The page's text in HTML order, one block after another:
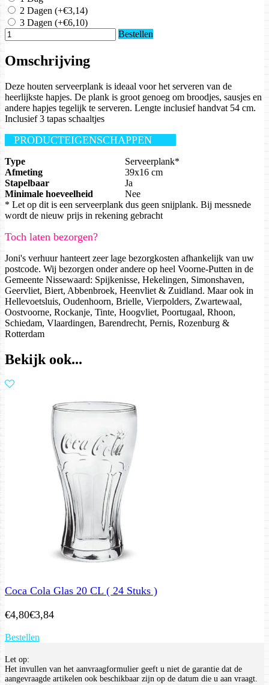
2 Dagen (+€3,14)
3 Dagen (+€6,10)
Bestellen
Omschrijving
Deze houten serveerplank is ideaal voor het serveren van de
heerlijkste hapjes. De plank is groot genoeg om broodjes, sausjes en
andere hapjes tegelijk te serveren. Lengte inclusief handvat 54 cm.
Inclusief 3 tapas schaaltjes
PRODUCTEIGENSCHAPPEN
Type
Serveerplank*
Afmeting
39x16 cm
Stapelbaar
Ja
Minimale hoeveelheid
Nee
* Let op dit is een serveerplank dus geen snijplank. Bij messnede
wordt de nieuw prijs in rekening gebracht
Toch laten bezorgen?
Joni's verhuur hanteert zeer lage bezorgkosten afhankelijk van uw
postcode. Wij bezorgen onder andere op heel Voorne-Putten in de
Gemeente Nissewaard: Spijkenisse, Hekelingen, Simonshaven,
Geervliet, Biert, Abbenbroek, Heenvliet & Zuidland. Maar ook in
Hellevoetsluis, Oudenhoorn, Brielle, Vierpolders, Zwartewaal,
Oostvoorne, Rockanje, Tinte, Hoogvliet, Poortugaal, Rhoon,
Schiedam, Vlaardingen, Barendrecht, Pernis, Rozenburg &
Rotterdam
Bekijk ook...
Coca Cola Glas 20 CL ( 24 Stuks )
€4,80€3,84
Bestellen
Let op:
Het invullen van het aanvraagformulier geeft u niet de garantie dat de
aangevraagde artikelen ook beschikbaar zijn op de datum die u aan vraagt.